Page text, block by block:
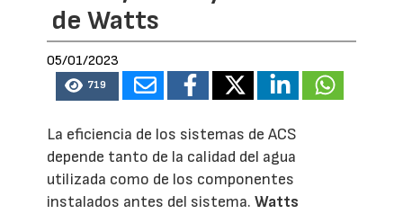
de Watts
05/01/2023
719
La eficiencia de los sistemas de ACS
depende tanto de la calidad del agua
utilizada como de los componentes
instalados antes del sistema.Watts